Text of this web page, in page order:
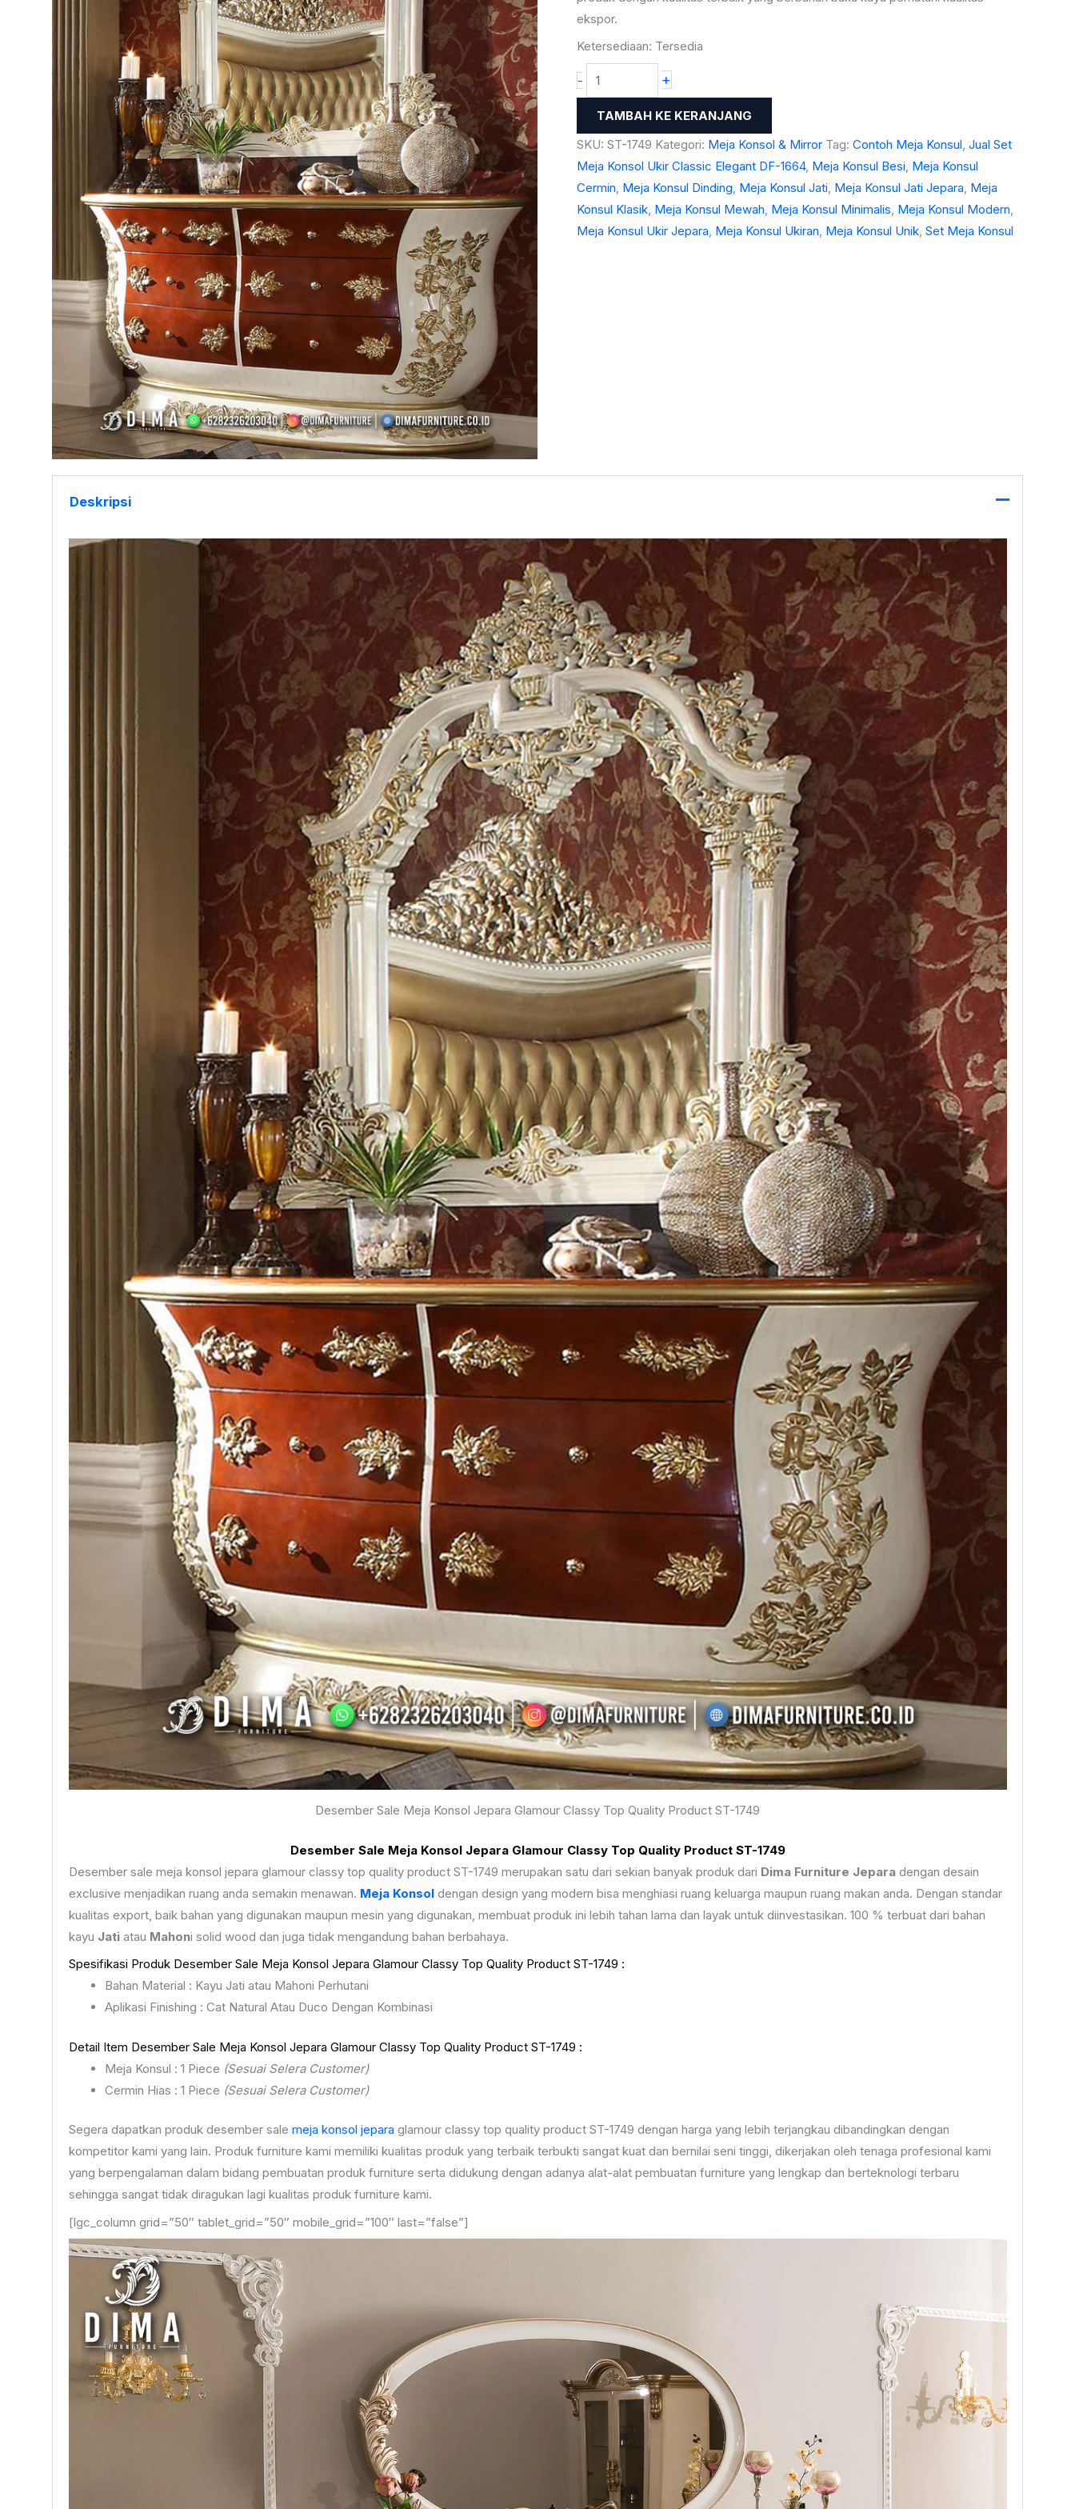
ekspor.
Ketersediaan: Tersedia
-
Quality
Product
ST-
1749
+
TAMBAH KE KERANJANG
SKU: ST-1749 Kategori: Meja Konsol & Mirror Tag: Contoh Meja Konsul, Jual Set
Meja Konsol Ukir Classic Elegant DF-1664, Meja Konsul Besi, Meja Konsul
Cermin, Meja Konsul Dinding, Meja Konsul Jati, Meja Konsul Jati Jepara, Meja
Konsul Klasik, Meja Konsul Mewah, Meja Konsul Minimalis, Meja Konsul Modern,
Meja Konsul Ukir Jepara, Meja Konsul Ukiran, Meja Konsul Unik, Set Meja Konsul
Deskripsi
Desember Sale Meja Konsol Jepara Glamour Classy Top Quality Product ST-1749
Desember Sale Meja Konsol Jepara Glamour Classy Top Quality Product ST-1749
Desember sale meja konsol jepara glamour classy top quality product ST-1749 merupakan satu dari sekian banyak produk dari Dima Furniture Jeparadengan desain
exclusive menjadikan ruang anda semakin menawan. Meja Konsoldengan design yang modern bisa menghiasi ruang keluarga maupun ruang makan anda. Dengan standar
kualitas export, baik bahan yang digunakan maupun mesin yang digunakan, membuat produk ini lebih tahan lama dan layak untuk diinvestasikan. 100 % terbuat dari bahan
kayu Jatiatau Mahoni solid wood dan juga tidak mengandung bahan berbahaya.
Spesifikasi Produk Desember Sale Meja Konsol Jepara Glamour Classy Top Quality Product ST-1749 :
Bahan Material : Kayu Jati atau Mahoni Perhutani
Aplikasi Finishing : Cat Natural Atau Duco Dengan Kombinasi
Detail Item Desember Sale Meja Konsol Jepara Glamour Classy Top Quality Product ST-1749 :
Meja Konsul : 1 Piece (Sesuai Selera Customer)
Cermin Hias : 1 Piece (Sesuai Selera Customer)
Segera dapatkan produk desember sale meja konsol jepara glamour classy top quality product ST-1749 dengan harga yang lebih terjangkau dibandingkan dengan
kompetitor kami yang lain. Produk furniture kami memiliki kualitas produk yang terbaik terbukti sangat kuat dan bernilai seni tinggi, dikerjakan oleh tenaga profesional kami
yang berpengalaman dalam bidang pembuatan produk furniture serta didukung dengan adanya alat-alat pembuatan furniture yang lengkap dan berteknologi terbaru
sehingga sangat tidak diragukan lagi kualitas produk furniture kami.
[lgc_column grid=”50″ tablet_grid=”50″ mobile_grid=”100″ last=”false”]